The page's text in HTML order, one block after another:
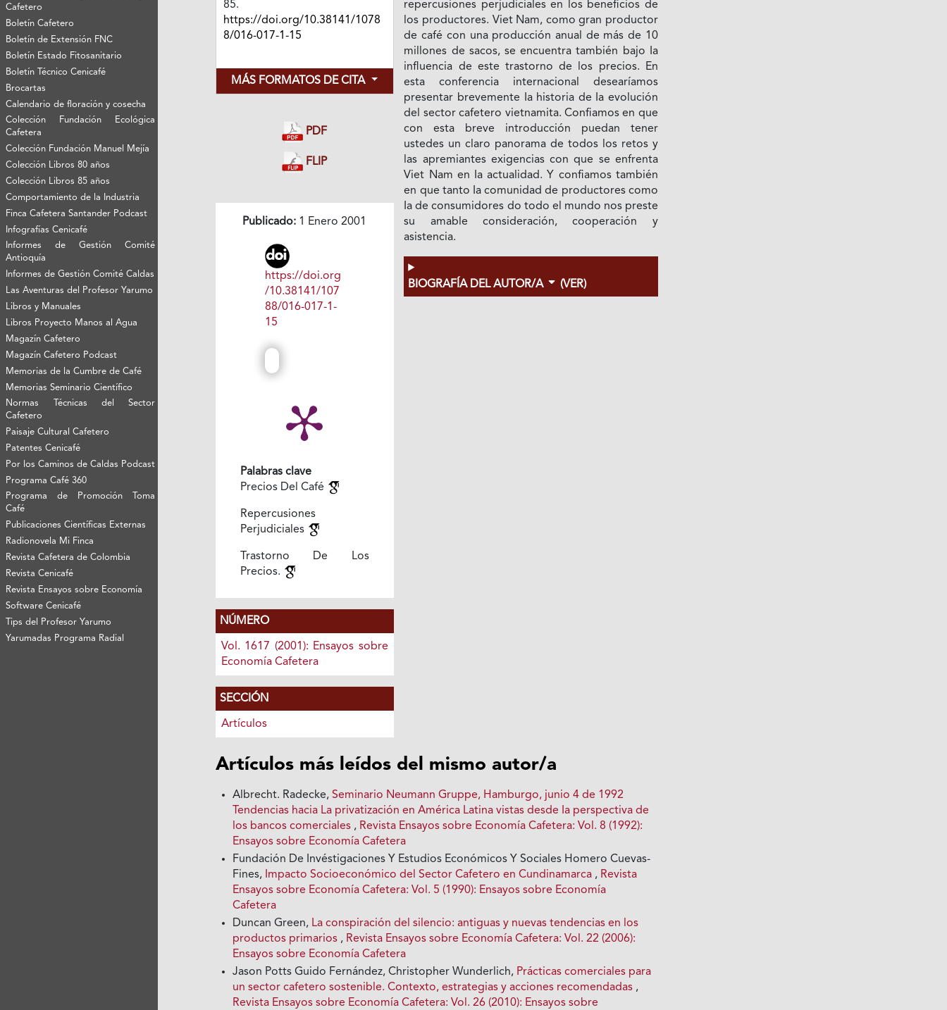
Cafetero
Boletín Cafetero
Boletín de Extensión FNC
Boletín Estado Fitosanitario
Boletín Técnico Cenicafé
Brocartas
Calendario de floración y cosecha
Colección Fundación Ecológica
Cafetera
Colección Fundación Manuel Mejía
Colección Libros 80 años
Colección Libros 85 años
Comportamiento de la Industria
Finca Cafetera Santander Podcast
Infografías Cenicafé
Informes de Gestión Comité
Antioquía
Informes de Gestión Comité Caldas
Las Aventuras del Profesor Yarumo
Libros y Manuales
Libros Proyecto Manos al Agua
Magazín Cafetero
Magazín Cafetero Podcast
Memorias de la Cumbre de Café
Memorias Seminario Científico
Normas Técnicas del Sector
Cafetero
Paisaje Cultural Cafetero
Patentes Cenicafé
Por los Caminos de Caldas Podcast
Programa Café 360
Programa de Promoción Toma
Café
Publicaciones Científicas Externas
Radionovela Mi Finca
Revista Cafetera de Colombia
Revista Cenicafé
Revista Ensayos sobre Economía
Software Cenicafé
Tips del Profesor Yarumo
Yarumadas Programa Radial
85.
https://doi.org/10.38141/1078
8/016-017-1-15
MÁS FORMATOS DE CITA
PDF
FLIP
Publicado: 1 Enero 2001
https://doi.org
/10.38141/107
88/016-017-1-
15
Palabras clave
Precios Del Café
Repercusiones
Perjudiciales
Trastorno De Los
Precios.
NÚMERO
Vol. 1617 (2001): Ensayos sobre
Economía Cafetera
SECCIÓN
Artículos
repercusiones perjudiciales en los beneficios de
los productores. Viet Nam, como gran productor
de café con una producción anual de más de 10
millones de sacos, se encuentra también bajo Ia
influencia de este trastorno de los precios. En
esta conferencia internacional desearíamos
presentar brevemente Ia historia de Ia evolución
del sector cafetero vietnamita. Confiamos en que
con esta breve introducción puedan tener
ustedes un claro panorama de todos los retos y
las apremiantes exigencias con que se enfrenta
Viet Nam en Ia actualidad. Y confiamos también
en que tanto Ia comunidad de productores como
Ia de consumidores do todo el mundo nos preste
su amable consideración, cooperación y
asistencia.
BIOGRAFÍA DEL AUTOR/A (VER)
Artículos más leídos del mismo autor/a
Albrecht. Radecke,Seminario Neumann Gruppe, Hamburgo, junio 4 de 1992
Tendencias hacia La privatización en América Latina vistas desde Ia perspectiva de
los bancos comerciales , Revista Ensayos sobre Economía Cafetera: Vol. 8 (1992):
Ensayos sobre Economía Cafetera
Fundación De Invéstigaciones Y Estudios Económicos Y Sociales Homero Cuevas-
Fines, Impacto Socioeconómico del Sector Cafetero en Cundinamarca , Revista
Ensayos sobre Economía Cafetera: Vol. 5 (1990): Ensayos sobre Economía
Cafetera
Duncan Green, La conspiración del silencio: antiguas y nuevas tendencias en los
productos primarios , Revista Ensayos sobre Economía Cafetera: Vol. 22 (2006):
Ensayos sobre Economía Cafetera
Jason Potts Guido Fernández, Christopher Wunderlich, Prácticas comerciales para
un sector cafetero sostenible. Contexto, estrategias y acciones recomendadas ,
Revista Ensayos sobre Economía Cafetera: Vol. 26 (2010): Ensayos sobre